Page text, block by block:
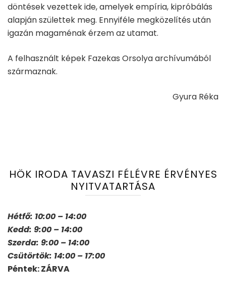
döntések vezettek ide, amelyek empíria, kipróbálás
alapján születtek meg. Ennyiféle megközelítés után
igazán magaménak érzem az utamat.
A felhasznált képek Fazekas Orsolya archívumából
származnak.
Gyura Réka
HÖK IRODA TAVASZI FÉLÉVRE ÉRVÉNYES
NYITVATARTÁSA
Hétfő: 10:00 – 14:00
Kedd: 9:00 – 14:00
Szerda: 9:00 – 14:00
Csütörtök: 14:00 – 17:00
Péntek: ZÁRVA